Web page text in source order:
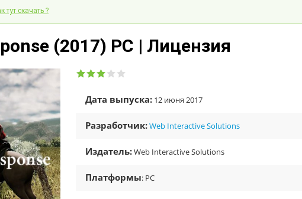
тут скачать ?
(2017) PC | Лицензия
Дата выпуска: 12 июня 2017
Разработчик:Web Interactive Solutions
Издатель:Web Interactive Solutions
Платформы: PC